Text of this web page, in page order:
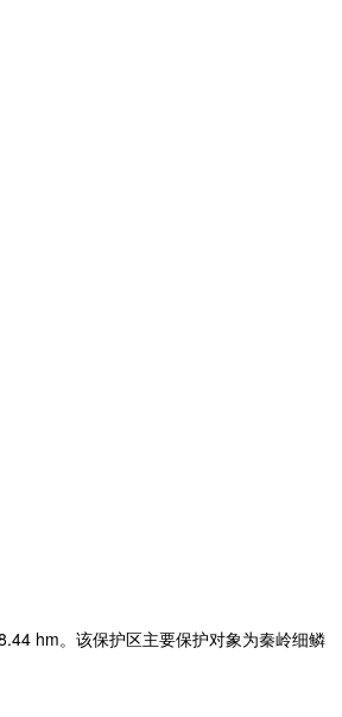
hm。该保护区主要保护对象为秦岭细鳞